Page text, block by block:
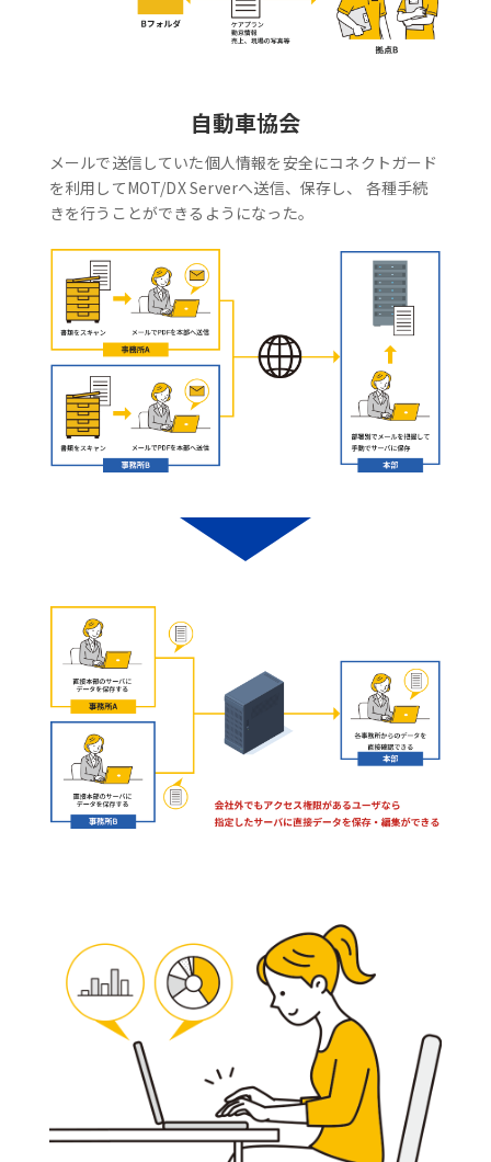
自動車協会
メールで送信していた個人情報を安全にコネクトガード
を利用してMOT/DX Serverへ送信、保存し、 各種手続
きを行うことができるようになった。